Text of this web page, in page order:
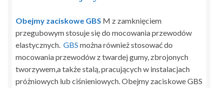
Obejmy zaciskowe GBS M z zamknięciem
przegubowym stosuje się do mocowania przewodów
elastycznych. GBS można również stosować do
mocowania przewodów z twardej gumy, zbrojonych
tworzywem,a także stalą, pracujących w instalacjach
próżniowych lub ciśnieniowych. Obejmy zaciskowe GBS